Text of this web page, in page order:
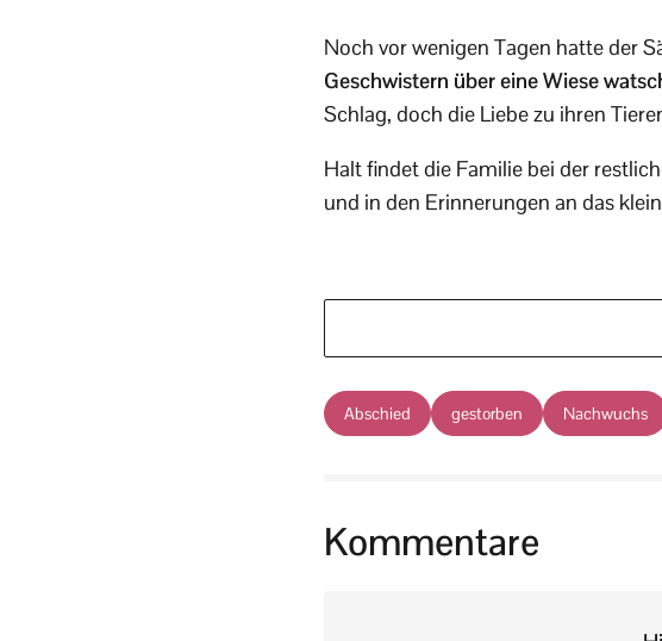
Noch vor wenigen Tagen hatte der
Geschwistern über eine Wiese
Schlag, doch die Liebe zu ihren
Halt findet die Familie bei der
und in den Erinnerungen an das
Abschied gestorben Nachwuchs
Kommentare